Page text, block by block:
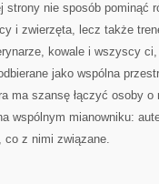
strony nie sposób pominąć
i zwierzęta, lecz także
kowale i wszyscy
jako wspólna
ma szansę łączyć osoby
wspólnym mianowniku:
co z nimi związane.